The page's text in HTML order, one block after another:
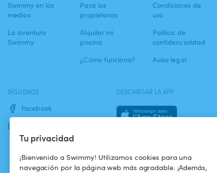
Tu privacidad
¡Bienvenido a Swimmy! Utilizamos cookies para una
navegación por la página web más agradable. ¡Además,
Swimmy en los
medios
La aventura
Swimmy
Para los
propietarios
Alquilar mi
piscina
¿Cómo funciona?
Condiciones de
uso
Política de
confidencialidad
Aviso legal
SÍGUENOS
Facebook
DESCARGAR LA APP